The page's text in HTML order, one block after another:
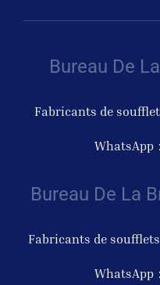
Bureau De
Fabricants de
WhatsApp
Bureau De La
Fabricants de
WhatsApp